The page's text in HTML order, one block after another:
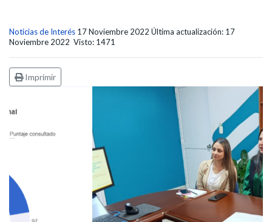
Noticias de Interés 17 Noviembre 2022 Última actualización: 17
Noviembre 2022 Visto: 1471
Imprimir